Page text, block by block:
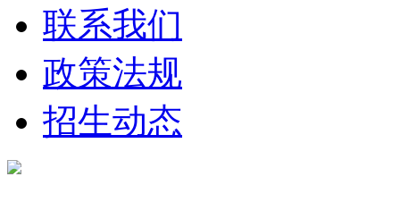
联系我们
政策法规
招生动态